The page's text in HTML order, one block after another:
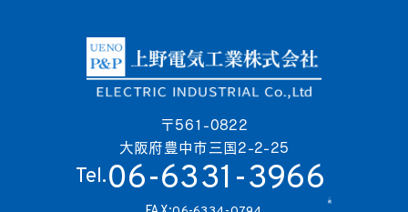
〒561-0822
大阪府豊中市三国2-2-25
Tel.06-6331-3966